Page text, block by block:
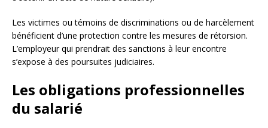
Les victimes ou témoins de discriminations ou de harcèlement
bénéficient d’une protection contre les mesures de rétorsion.
L’employeur qui prendrait des sanctions à leur encontre
s’expose à des poursuites judiciaires.
Les obligations professionnelles
du salarié